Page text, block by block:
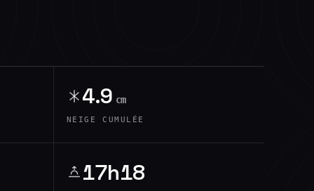
4.9 cm
NEIGE CUMULÉE
17h18